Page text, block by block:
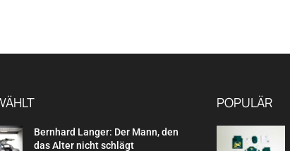
Bernhard Langer: Der Mann, den
das Alter nicht schlägt
POPULÄR